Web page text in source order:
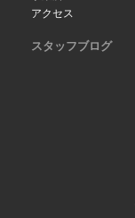
アクセス
スタッフブログ